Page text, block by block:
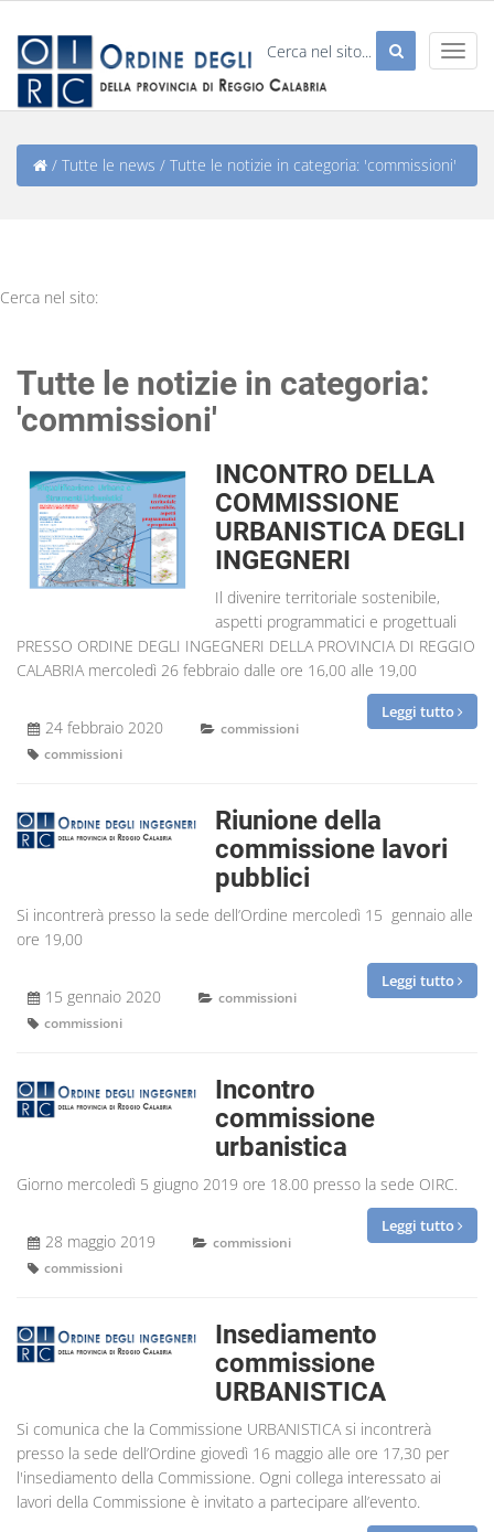
/ Tutte le news / Tutte le notizie in categoria: 'commissioni'
Cerca nel sito:
Tutte le notizie in categoria:
'commissioni'
INCONTRO DELLA
COMMISSIONE
URBANISTICA DEGLI
INGEGNERI
Il divenire territoriale sostenibile,
aspetti programmatici e progettuali
PRESSO ORDINE DEGLI INGEGNERI DELLA PROVINCIA DI REGGIO
CALABRIA mercoledì 26 febbraio dalle ore 16,00 alle 19,00
Leggi tutto
24 febbraio 2020
commissioni
commissioni
Riunione della
commissione lavori
pubblici
Si incontrerà presso la sede dell’Ordine mercoledì 15 gennaio alle
ore 19,00
Leggi tutto
15 gennaio 2020
commissioni
commissioni
Incontro
commissione
urbanistica
Giorno mercoledì 5 giugno 2019 ore 18.00 presso la sede OIRC.
Leggi tutto
28 maggio 2019
commissioni
commissioni
Insediamento
commissione
URBANISTICA
Si comunica che la Commissione URBANISTICA si incontrerà
presso la sede dell’Ordine giovedì 16 maggio alle ore 17,30 per
l'insediamento della Commissione. Ogni collega interessato ai
lavori della Commissione è invitato a partecipare all’evento.